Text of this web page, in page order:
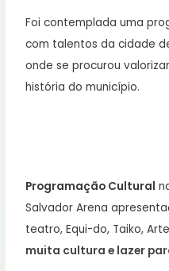
Foi contemplada uma
com talentos da cidade
onde se procurou
história do município.
Programação Cultural
Salvador Arena
teatro, Equi-do, Taiko,
muita cultura e lazer